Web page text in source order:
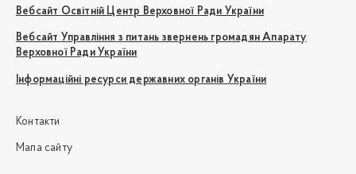
Вебсайт Освітній Центр Верховної Ради України
Вебсайт Управління з питань звернень громадян Апарату
Верховної Ради України
Інформаційні ресурси державних органів України
Контакти
Мапа сайту